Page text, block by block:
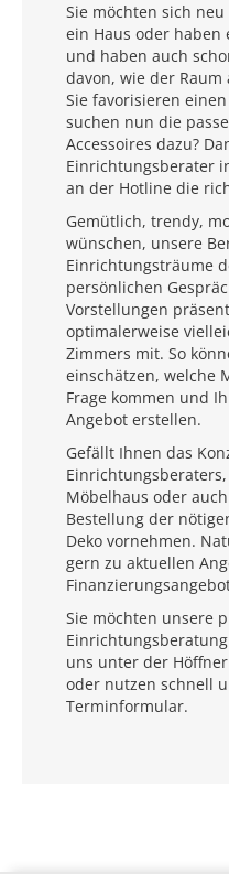
Sie möchten sich
ein Haus oder haben
und haben auch
davon, wie der Raum
Sie favorisieren
suchen nun die
Accessoires dazu?
Einrichtungsberater
an der Hotline die
Gemütlich, trendy,
wünschen, unsere
Einrichtungsträume
persönlichen
Vorstellungen
optimalerweise
Zimmers mit. So
einschätzen, welche
Frage kommen und
Angebot erstellen.
Gefällt Ihnen das
Möbelhaus oder
Bestellung der
Deko vornehmen.
gern zu aktuellen
Sie möchten unsere
uns unter der
oder nutzen schnell
Terminformular.